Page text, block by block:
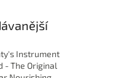
Instrument
- The Original